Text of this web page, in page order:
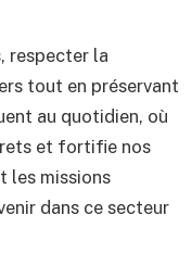
respecter la
tout en préservant
au quotidien, où
et fortifie nos
les missions
dans ce secteur